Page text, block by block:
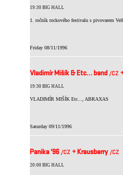
19:30 BIG HALL
1. ročník rockového festivalu s pivovarem
Friday 08/11/1996
Vladimír Mišík & Etc… band /CZ
19:30 BIG HALL
VLADIMÍR MIŠÍK Etc..., ABRAXAS
Saturday 09/11/1996
Panika '96 /CZ +Krausberry /CZ
20:00 BIG HALL